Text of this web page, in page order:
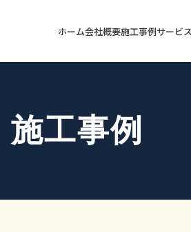
ホーム会社概要施工事例サービ
施工事例